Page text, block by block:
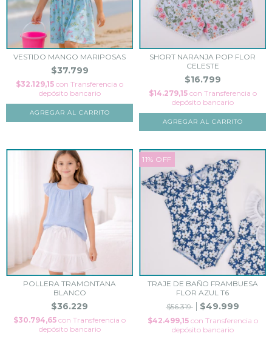
VESTIDO MANGO MARIPOSAS
$37.799
$32.129,15 con Transferencia o
depósito bancario
AGREGAR AL CARRITO
SHORT NARANJA POP FLOR
CELESTE
$16.799
$14.279,15 con Transferencia o
depósito bancario
AGREGAR AL CARRITO
POLLERA TRAMONTANA
BLANCO
$36.229
$30.794,65 con Transferencia o
depósito bancario
11% OFF
TRAJE DE BAÑO FRAMBUESA
FLOR AZUL T6
$56.319
$49.999
$42.499,15 con Transferencia o
depósito bancario